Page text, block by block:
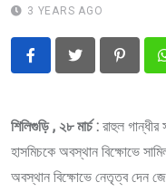
3 YEARS AGO
শিলিগুড়ি , ২৮ মার্চ : রাহুল গান্ধীর
হাসমিচকে অবস্থান বিক্ষোভে
অবস্থান বিক্ষোভে নেতৃত্ব দেন